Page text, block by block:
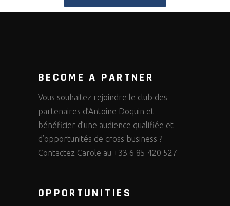
BECOME A PARTNER
Vous souhaitez rejoindre le club des
partenaires d’Antoine Doquin et
bénéficier d’une audience qualifiée et
d’opportunités de cross business ?
Contactez Carole au +33 6 85 420 527
OPPORTUNITIES